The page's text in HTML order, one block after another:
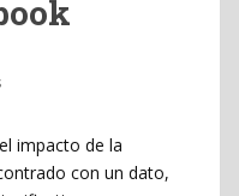
impacto de la
con un dato,